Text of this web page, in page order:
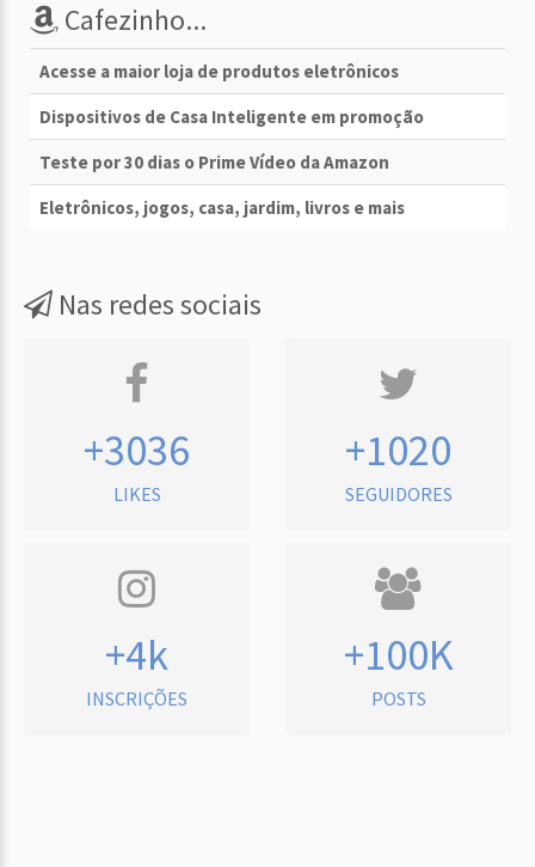
Cafezinho...
Acesse a maior loja de produtos eletrônicos
Dispositivos de Casa Inteligente em promoção
Teste por 30 dias o Prime Vídeo da Amazon
Eletrônicos, jogos, casa, jardim, livros e mais
Nas redes sociais
+3036
LIKES
+1020
SEGUIDORES
+4k
INSCRIÇÕES
+100K
POSTS